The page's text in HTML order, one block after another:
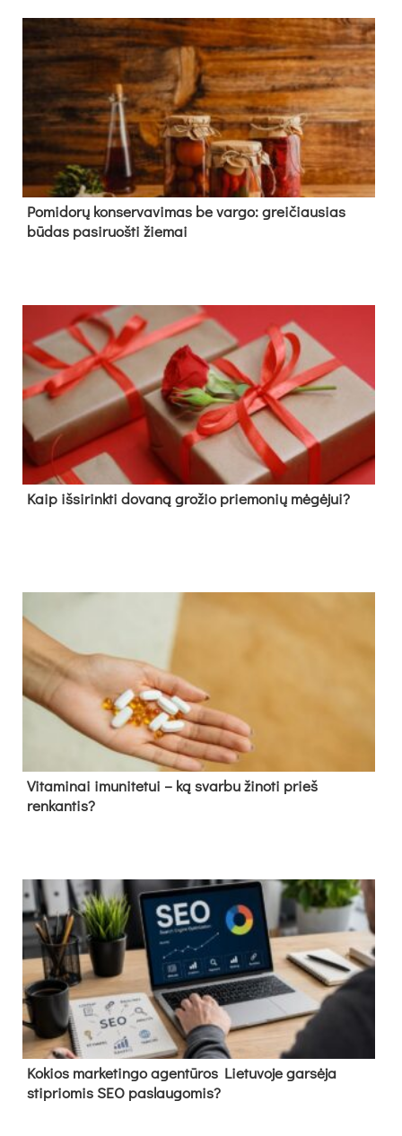
Pomidorų konservavimas be vargo: greičiausias
būdas pasiruošti žiemai
Kaip išsirinkti dovaną grožio priemonių mėgėjui?
Vitaminai imunitetui – ką svarbu žinoti prieš
renkantis?
Kokios marketingo agentūros Lietuvoje garsėja
stipriomis SEO paslaugomis?